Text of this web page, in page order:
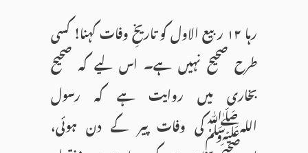
رہا ۱۲ ربیع الاول کو تاریخِ وفات کہنا! کسی
طرح صحیح نہیں ہے۔ اس لیے کہ صحیح
بخاری میں روایت ہے کہ رسول
اللہﷺکی وفات پیر کے دن ہوئی،